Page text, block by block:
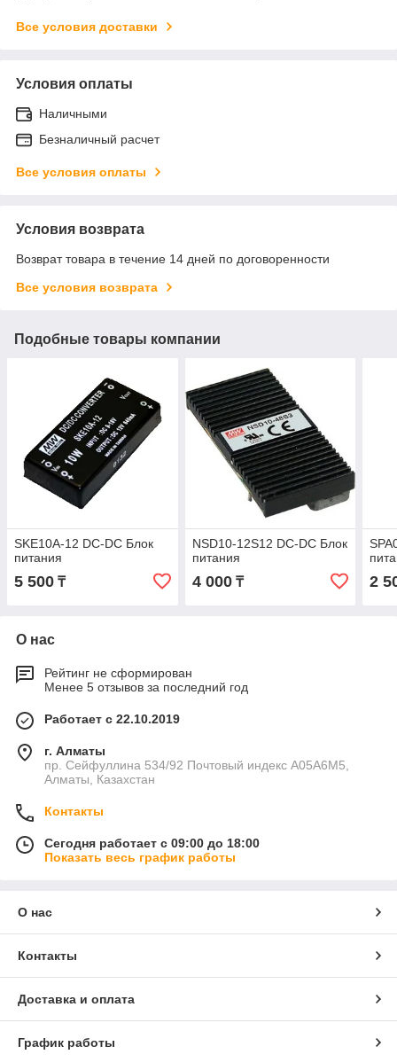
Все условия доставки
Условия оплаты
Наличными
Безналичный расчет
Все условия оплаты
Условия возврата
Возврат товара в течение 14 дней по договоренности
Все условия возврата
Подобные товары компании
SKE10A-12 DC-DC Блок
питания
5 500 ₸
NSD10-12S12 DC-DC Блок
питания
4 000₸ 2
О нас
Рейтинг не сформирован
Менее 5 отзывов за последний год
Работает с 22.10.2019
г. Алматы
пр. Сейфуллина 534/92 Почтовый индекс A05A6M5,
Алматы, Казахстан
Контакты
Сегодня работает с 09:00 до 18:00
Показать весь график работы
О нас
Контакты
Доставка и оплата
График работы